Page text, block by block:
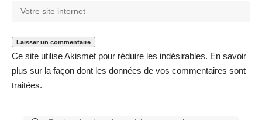
Ce site utilise Akismet pour réduire les indésirables. En savoir
plus sur la façon dont les données de vos commentaires sont
traitées.